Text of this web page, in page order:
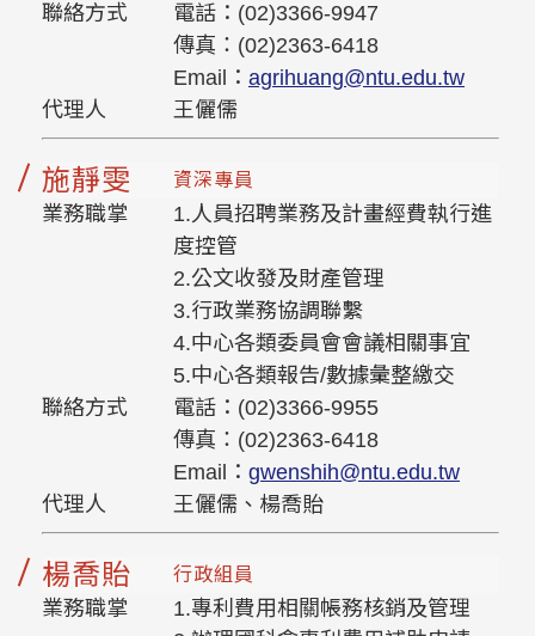
聯絡方式
電話：(02)3366-9947
傳真：(02)2363-6418
Email： agrihuang@ntu.edu.tw
代理人
王儷儒
施靜雯 資深專員
業務職掌
1.人員招聘業務及計畫經費執行進
度控管
2.公文收發及財產管理
3.行政業務協調聯繫
4.中心各類委員會會議相關事宜
5.中心各類報告/數據彙整繳交
聯絡方式
電話：(02)3366-9955
傳真：(02)2363-6418
Email： gwenshih@ntu.edu.tw
代理人
王儷儒、楊喬貽
楊喬貽 行政組員
業務職掌
1.專利費用相關帳務核銷及管理